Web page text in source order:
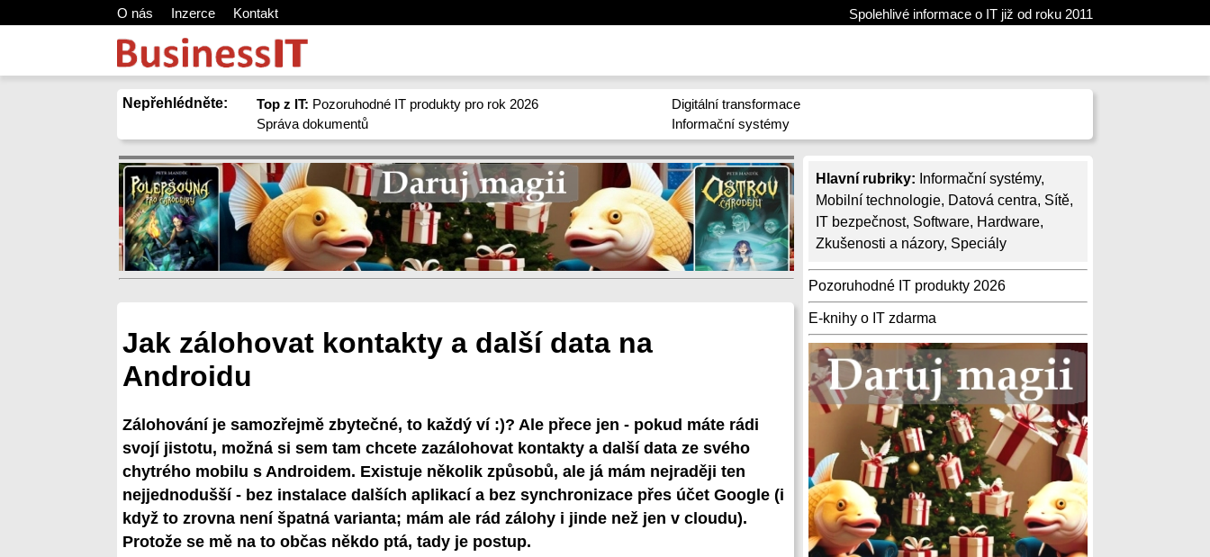
O nás Inzerce Kontakt Spolehlivé informace o IT již od roku 2011
Nepřehlédněte: Top z IT: Pozoruhodné IT produkty pro rok 2026
Správa dokumentů
Digitální transformace
Informační systémy
Hlavní rubriky: Informační systémy,
Mobilní technologie, Datová centra, Sítě,
IT bezpečnost, Software, Hardware,
Zkušenosti a názory, Speciály
Pozoruhodné IT produkty 2026
E-knihy o IT zdarma
Jak zálohovat kontakty a další data na
Androidu
Zálohování je samozřejmě zbytečné, to každý ví :)? Ale přece jen - pokud máte rádi
svojí jistotu, možná si sem tam chcete zazálohovat kontakty a další data ze svého
chytrého mobilu s Androidem. Existuje několik způsobů, ale já mám nejraději ten
nejjednodušší - bez instalace dalších aplikací a bez synchronizace přes účet Google (i
když to zrovna není špatná varianta; mám ale rád zálohy i jinde než jen v cloudu).
Protože se mě na to občas někdo ptá, tady je postup.